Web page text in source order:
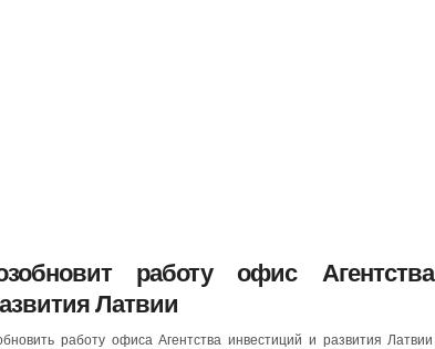
работу офис Агентства
Латвии
работу офиса Агентства инвестиций и развития Латвии